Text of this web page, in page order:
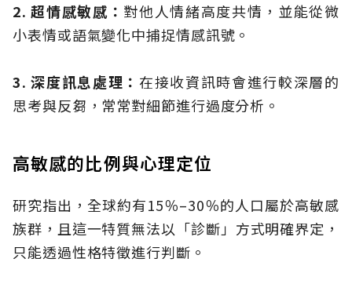
2. 超情感敏感： 對他人情緒高度共情，並能從微
小表情或語氣變化中捕捉情感訊號。
3. 深度訊息處理： 在接收資訊時會進行較深層的
思考與反芻，常常對細節進行過度分析。
高敏感的比例與心理定位
研究指出，全球約有15％–30％的人口屬於高敏感
族群，且這一特質無法以「診斷」方式明確界定，
只能透過性格特徵進行判斷。